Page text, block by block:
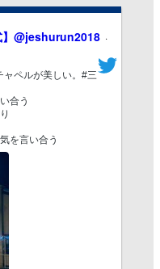
@jeshurun2018 ·
ペルが美しい。#三
合う
を言い合う